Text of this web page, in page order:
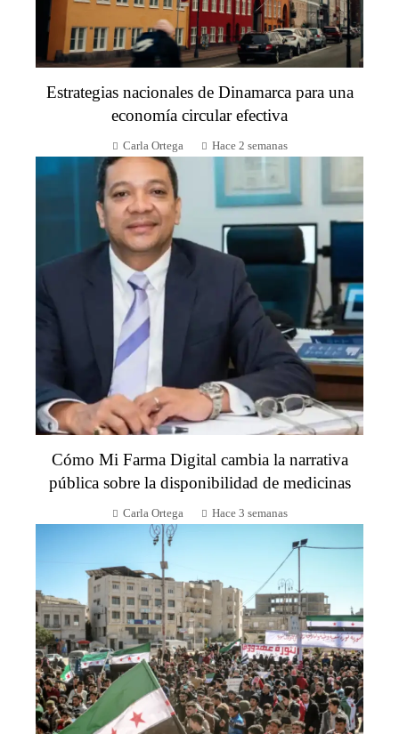
Estrategias nacionales de Dinamarca para una
economía circular efectiva
Carla Ortega Hace 2 semanas
Cómo Mi Farma Digital cambia la narrativa
pública sobre la disponibilidad de medicinas
Carla Ortega Hace 3 semanas